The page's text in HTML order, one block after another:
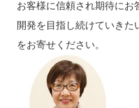
お客様に信頼され期待にお
開発を目指し続けていき
をお寄せください。